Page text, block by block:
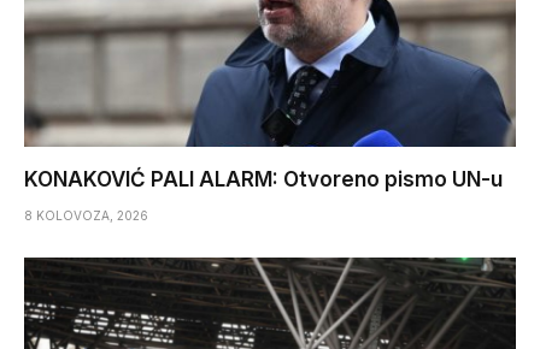
KONAKOVIĆ PALI ALARM: Otvoreno pismo UN-u
8 KOLOVOZA, 2026